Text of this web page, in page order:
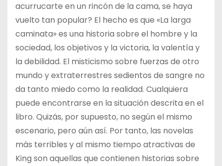
acurrucarte en un rincón de la cama, se haya
vuelto tan popular? El hecho es que «La larga
caminata» es una historia sobre el hombre y la
sociedad, los objetivos y la victoria, la valentía y
la debilidad. El misticismo sobre fuerzas de otro
mundo y extraterrestres sedientos de sangre no
da tanto miedo como la realidad. Cualquiera
puede encontrarse en la situación descrita en el
libro. Quizás, por supuesto, no según el mismo
escenario, pero aún así. Por tanto, las novelas
más terribles y al mismo tiempo atractivas de
King son aquellas que contienen historias sobre